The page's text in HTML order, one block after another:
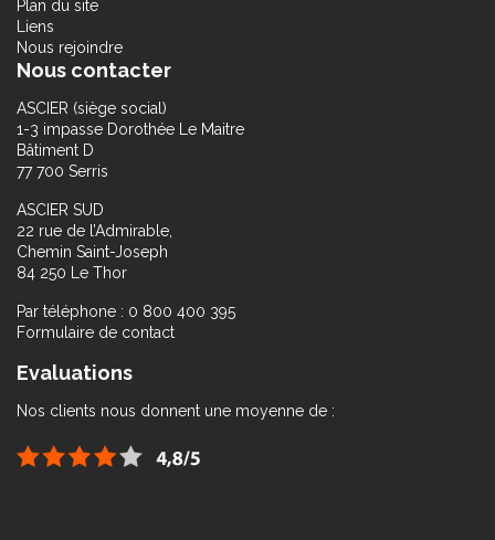
Plan du site
Liens
Nous rejoindre
Nous contacter
ASCIER (siège social)
1-3 impasse Dorothée Le Maitre
Bâtiment D
77 700 Serris
ASCIER SUD
22 rue de l’Admirable,
Chemin Saint-Joseph
84 250 Le Thor
Par téléphone : 0 800 400 395
Formulaire de contact
Evaluations
Nos clients nous donnent une moyenne de :